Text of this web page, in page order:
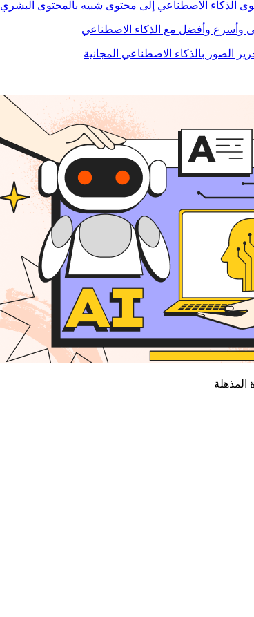
الذكاء الاصطناعي إلى محتوى شبيه بالمحتوى البشري
وأسرع وأفضل مع الذكاء الاصطناعي
الصور بالذكاء الاصطناعي المجانية